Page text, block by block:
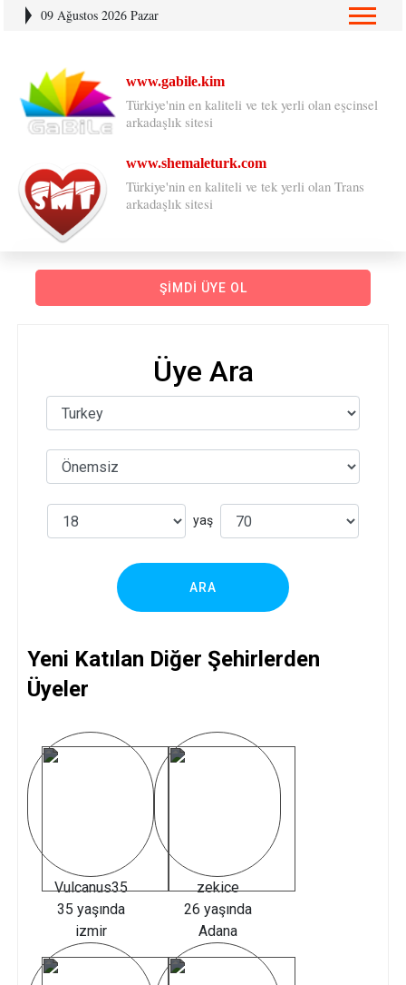
09 Ağustos 2026 Pazar
www.gabile.kim
Türkiye'nin en kaliteli ve tek yerli olan eşcinsel
arkadaşlık sitesi
www.shemaleturk.com
Türkiye'nin en kaliteli ve tek yerli olan Trans
arkadaşlık sitesi
ŞIMDI ÜYE OL
Üye Ara
yaş
ARA
Yeni Katılan Diğer Şehirlerden
Üyeler
Vulcanus35
35 yaşında
izmir
zekice
26 yaşında
Adana